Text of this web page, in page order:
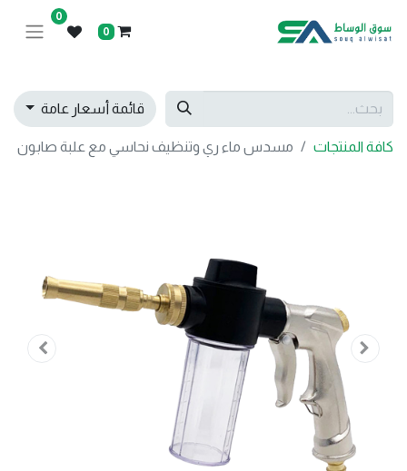
0
0
قائمة أسعار عامة
كافة المنتجات مسدس ماء ري وتنظيف نحاسي مع علبة صابون